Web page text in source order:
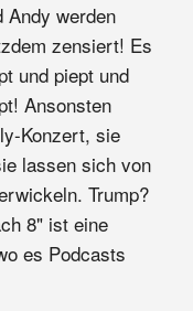
Andy werden
zensiert! Es
und piept und
Ansonsten
Konzert, sie
lassen sich von
Trump?
8" ist eine
es Podcasts